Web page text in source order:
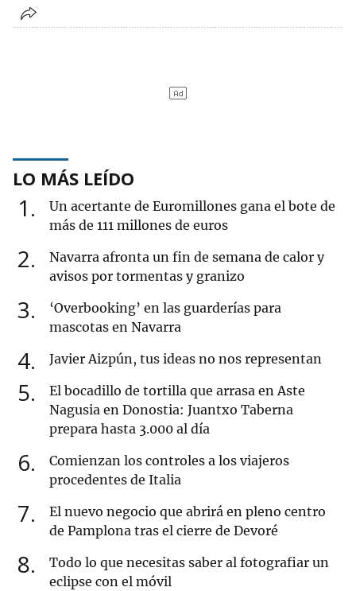
LO MÁS LEÍDO
1
Un acertante de Euromillones gana el bote de
más de 111 millones de euros
2
Navarra afronta un fin de semana de calor y
avisos por tormentas y granizo
3
‘Overbooking’ en las guarderías para
mascotas en Navarra
4 Javier Aizpún, tus ideas no nos representan
5
El bocadillo de tortilla que arrasa en Aste
Nagusia en Donostia: Juantxo Taberna
prepara hasta 3.000 al día
6
Comienzan los controles a los viajeros
procedentes de Italia
7
El nuevo negocio que abrirá en pleno centro
de Pamplona tras el cierre de Devoré
8
Todo lo que necesitas saber al fotografiar un
eclipse con el móvil